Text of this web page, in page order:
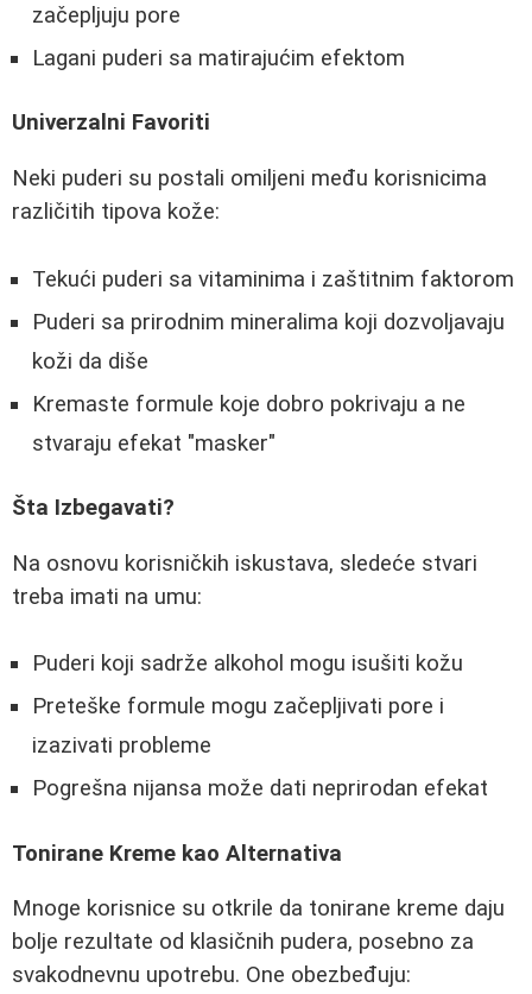
začepljuju pore
Lagani puderi sa matirajućim efektom
Univerzalni Favoriti
Neki puderi su postali omiljeni među korisnicima
različitih tipova kože:
Tekući puderi sa vitaminima i zaštitnim faktorom
Puderi sa prirodnim mineralima koji dozvoljavaju
koži da diše
Kremaste formule koje dobro pokrivaju a ne
stvaraju efekat "masker"
Šta Izbegavati?
Na osnovu korisničkih iskustava, sledeće stvari
treba imati na umu:
Puderi koji sadrže alkohol mogu isušiti kožu
Preteške formule mogu začepljivati pore i
izazivati probleme
Pogrešna nijansa može dati neprirodan efekat
Tonirane Kreme kao Alternativa
Mnoge korisnice su otkrile da tonirane kreme daju
bolje rezultate od klasičnih pudera, posebno za
svakodnevnu upotrebu. One obezbeđuju: